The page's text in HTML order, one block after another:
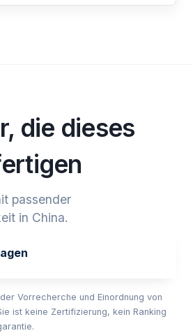
die dieses
passender
in China.
Vorrecherche und Einordnung von
ist keine Zertifizierung, kein Ranking